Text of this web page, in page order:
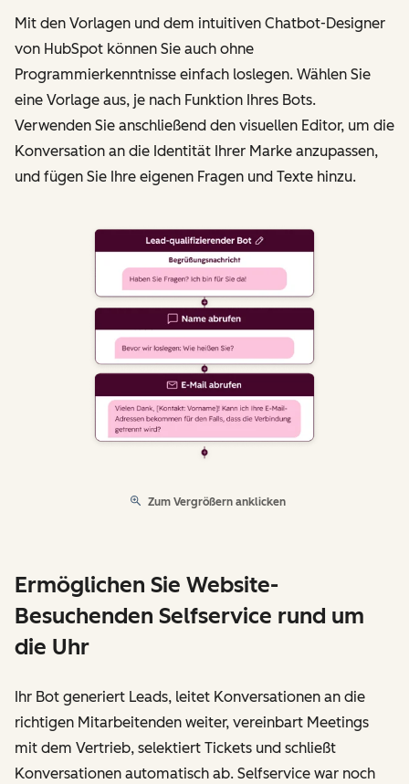
Mit den Vorlagen und dem intuitiven Chatbot-Designer
von HubSpot können Sie auch ohne
Programmierkenntnisse einfach loslegen. Wählen Sie
eine Vorlage aus, je nach Funktion Ihres Bots.
Verwenden Sie anschließend den visuellen Editor, um die
Konversation an die Identität Ihrer Marke anzupassen,
und fügen Sie Ihre eigenen Fragen und Texte hinzu.
Zum Vergrößern anklicken
Ermöglichen Sie Website-
Besuchenden Selfservice rund um
die Uhr
Ihr Bot generiert Leads, leitet Konversationen an die
richtigen Mitarbeitenden weiter, vereinbart Meetings
mit dem Vertrieb, selektiert Tickets und schließt
Konversationen automatisch ab. Selfservice war noch